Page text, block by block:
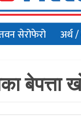
सेरोफेरो अर्थ
बेपत्ता